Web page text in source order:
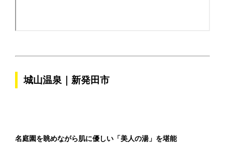
城山温泉｜新発田市
名庭園を眺めながら肌に優しい「美人の湯」を堪能